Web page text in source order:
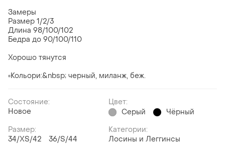
Замеры
Размер 1/2/3
Длина 98/100/102
Бедра до 90/100/110
Хорошо тянутся
▫Кольори:&nbsp; черный, миланж, беж.
Состояние:
Новое
Цвет:
Серый
Чёрный
Размер:
34/XS/42
36/S/44
Категории:
Лосины и Леггинсы